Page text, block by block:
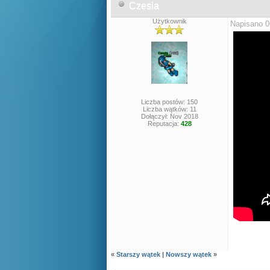
Czesia
Użytkownik
Liczba postów: 150
Liczba wątków: 11
Dołączył: Nov 2018
Reputacja: 428
Napisano
« Starszy wątek | Nowszy wątek »